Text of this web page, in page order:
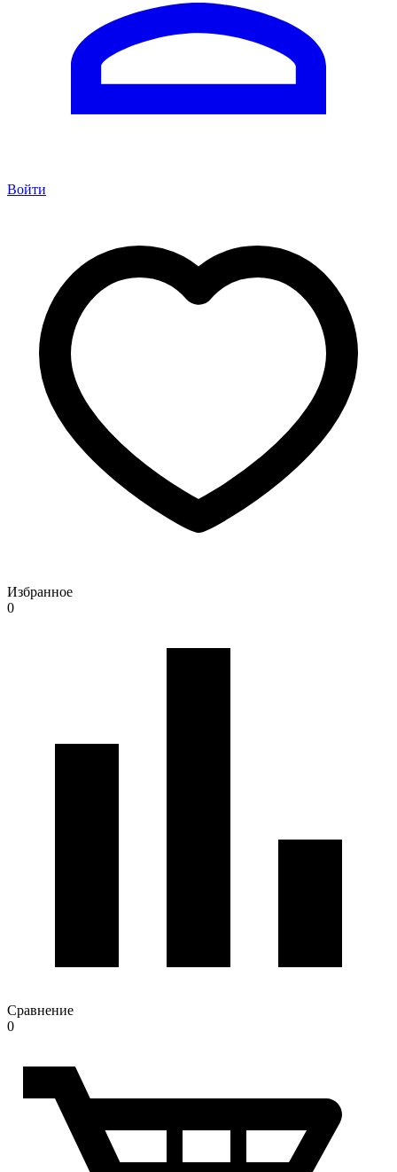
Войти
Избранное
0
Сравнение
0